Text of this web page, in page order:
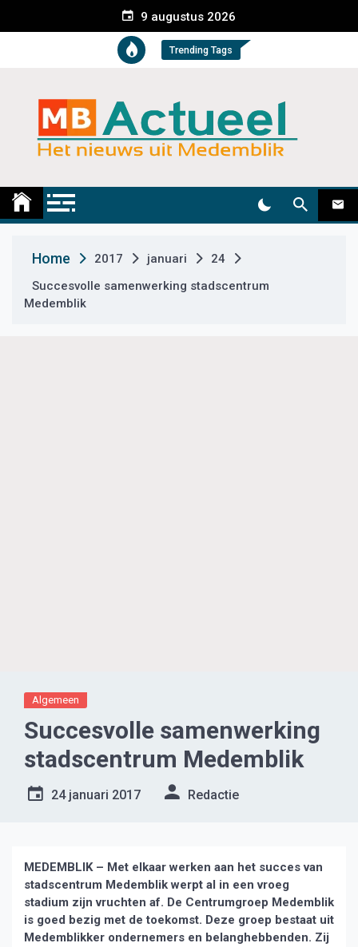
e
t
9 augustus 2026
Trending Tags
Medemblik Actueel
Home 2017 januari
24
Succesvolle samenwerking stadscentrum
Medemblik
Algemeen
Succesvolle samenwerking
stadscentrum Medemblik
24 januari 2017 Redactie
MEDEMBLIK – Met elkaar werken aan het succes van
stadscentrum Medemblik werpt al in een vroeg
stadium zijn vruchten af. De Centrumgroep Medemblik
is goed bezig met de toekomst. Deze groep bestaat uit
Medemblikker ondernemers en belanghebbenden. Zij